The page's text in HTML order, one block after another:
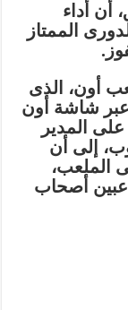
أن أداء
الممتاز
أون، الذى
عبر شاشة أون
المدير
إلى أن
الملعب،
أصحاب